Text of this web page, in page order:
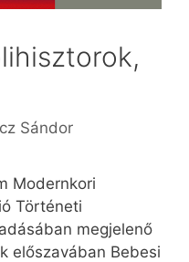
Sándor
Modernkori
Történeti
megjelenő
előszavában Bebesi